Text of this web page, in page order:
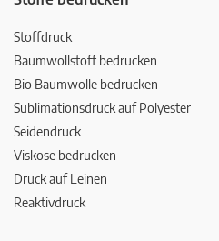
Stoffdruck
Baumwollstoff bedrucken
Bio Baumwolle bedrucken
Sublimationsdruck auf Polyester
Seidendruck
Viskose bedrucken
Druck auf Leinen
Reaktivdruck